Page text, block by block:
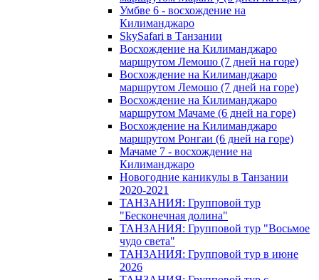
Умбве 6 - восхождение на
Килиманджаро
SkySafari в Танзании
Восхождение на Килиманджаро
маршрутом Лемошо (7 дней на горе)
Восхождение на Килиманджаро
маршрутом Лемошо (7 дней на горе)
Восхождение на Килиманджаро
маршрутом Мачаме (6 дней на горе)
Восхождение на Килиманджаро
маршрутом Ронгаи (6 дней на горе)
Мачаме 7 - восхождение на
Килиманджаро
Новогодние каникулы в Танзании
2020-2021
ТАНЗАНИЯ: Групповой тур
"Бесконечная долина"
ТАНЗАНИЯ: Групповой тур "Восьмое
чудо света"
ТАНЗАНИЯ: Групповой тур в июне
2026